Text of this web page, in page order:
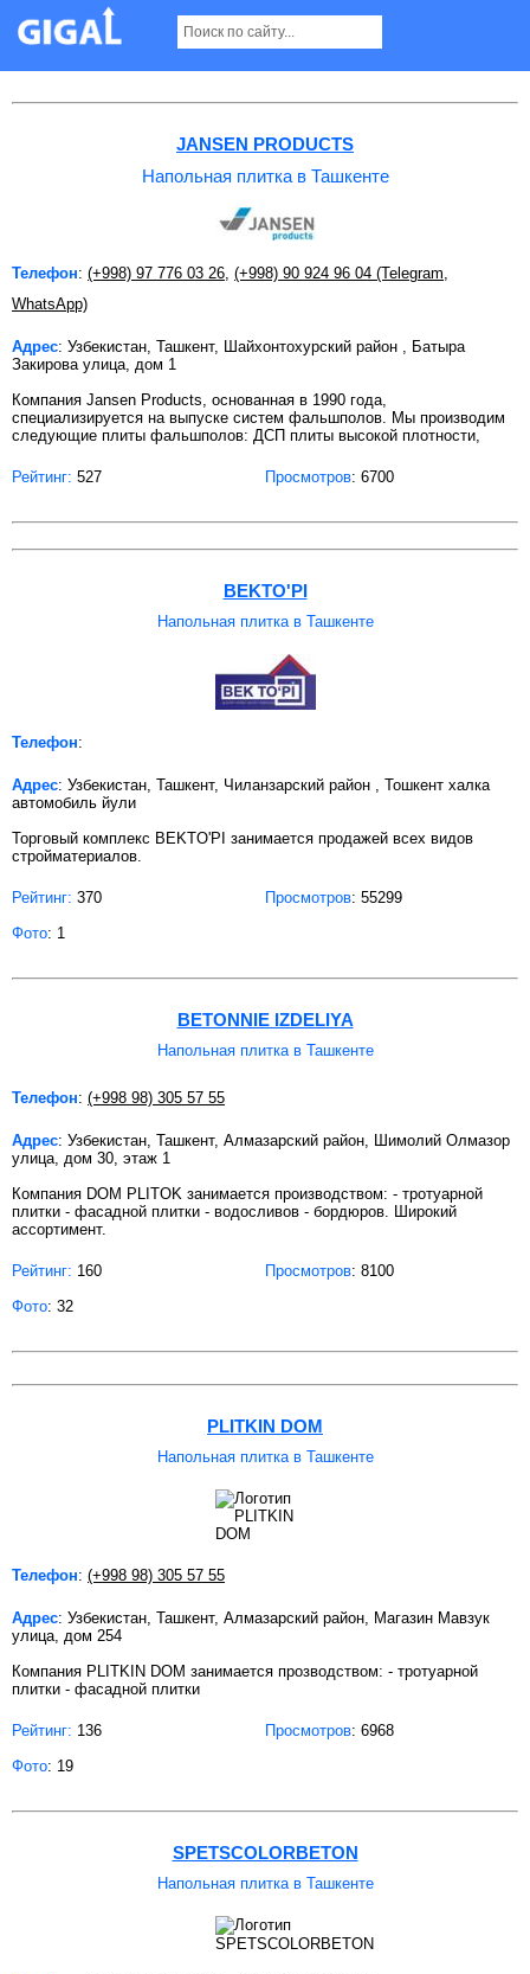
Напольная плитка в Ташкенте
JANSEN PRODUCTS
Напольная плитка в Ташкенте
Телефон: (+998) 97 776 03 26 (+998) 90 924 96 04 (Telegram
WhatsApp)
Адрес: Узбекистан, Ташкент, Шайхонтохурский район , Батыра
Закирова улица, дом 1
Компания Jansen Products, основанная в 1990 года,
специализируется на выпуске систем фальшполов. Мы производим
следующие плиты фальшполов: ДСП плиты высокой плотности,
Рейтинг: 527 Просмотров: 6700
BEKTO'PI
Напольная плитка в Ташкенте
Телефон:
Адрес: Узбекистан, Ташкент, Чиланзарский район , Тошкент халка
автомобиль йули
Торговый комплекс BEKTO'PI занимается продажей всех видов
стройматериалов.
Рейтинг: 370 Просмотров: 55299
Фото: 1
BETONNIE IZDELIYA
Напольная плитка в Ташкенте
Телефон: (+998 98) 305 57 55
Адрес: Узбекистан, Ташкент, Алмазарский район, Шимолий Олмазор
улица, дом 30, этаж 1
Компания DOM PLITOK занимается производством: - тротуарной
плитки - фасадной плитки - водосливов - бордюров. Широкий
ассортимент.
Рейтинг: 160 Просмотров: 8100
Фото: 32
PLITKIN DOM
Напольная плитка в Ташкенте
Телефон: (+998 98) 305 57 55
Адрес: Узбекистан, Ташкент, Алмазарский район, Магазин Мавзук
улица, дом 254
Компания PLITKIN DOM занимается прозводством: - тротуарной
плитки - фасадной плитки
Рейтинг: 136 Просмотров: 6968
Фото: 19
SPETSCOLORBETON
Напольная плитка в Ташкенте